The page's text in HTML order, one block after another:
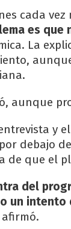
cada vez
es que
La
aunque
y
debajo
de que el
del
un
afirmó.